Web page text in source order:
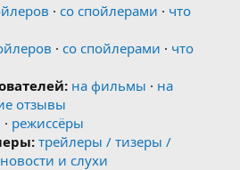
· со спойлерами · что
· со спойлерами · что
на фильмы · на
отзывы
· режиссёры
трейлеры / тизеры /
и слухи